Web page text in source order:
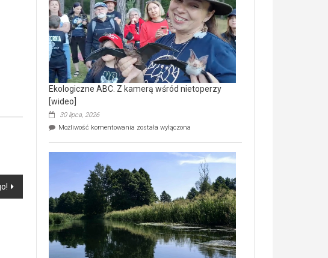
skarb
natury
[wideo]
Ekologiczne ABC. Z kamerą wśród nietoperzy
[wideo]
30 lipca, 2026
Możliwość komentowania Ekologiczne
wśród
nietoperzy
[wideo]
została wyłączona